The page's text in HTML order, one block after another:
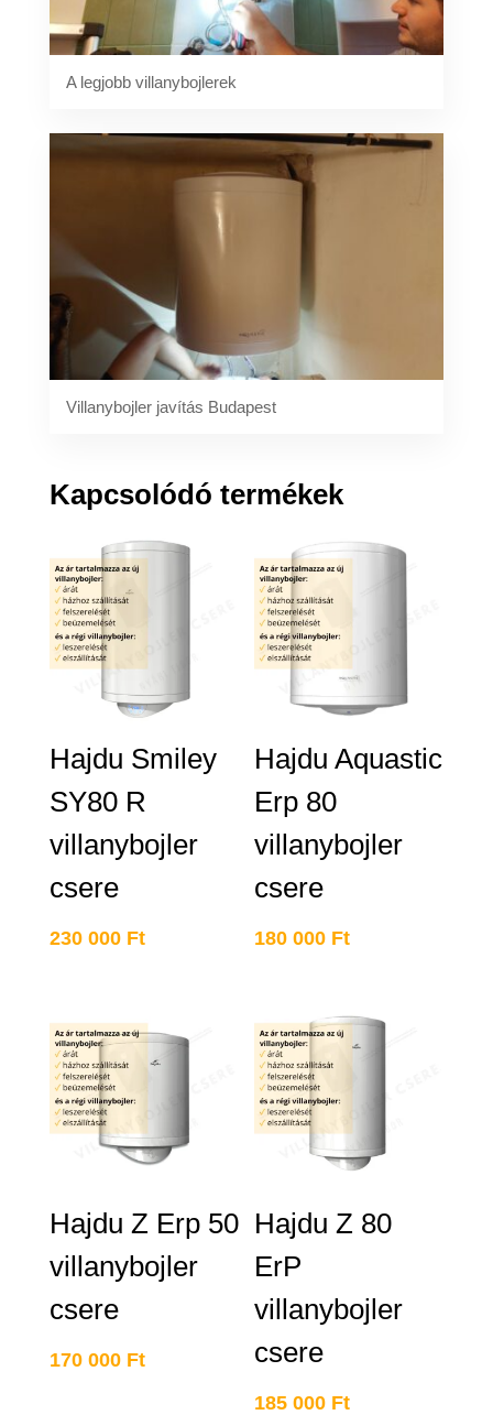
A legjobb villanybojlerek
Villanybojler javítás Budapest
Kapcsolódó termékek
Hajdu Smiley
SY80 R
villanybojler
csere
230 000 Ft
Hajdu Aquastic
Erp 80
villanybojler
csere
180 000 Ft
Hajdu Z Erp 50
villanybojler
csere
170 000 Ft
Hajdu Z 80
ErP
villanybojler
csere
185 000 Ft